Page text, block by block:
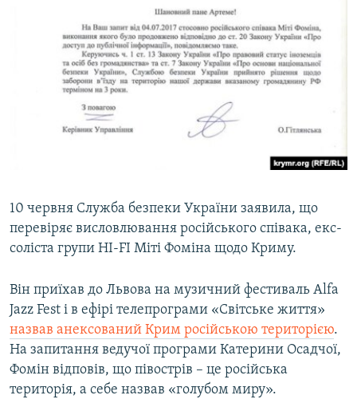
10 червня Служба безпеки України заявила, що
перевіряє висловлювання російського співака, екс-
соліста групи HI-FI Міті Фоміна щодо Криму.
Він приїхав до Львова на музичний фестиваль Alfa
Jazz Fest і в ефірі телепрограми «Світське життя»
назвав анексований Крим російською територією.
На запитання ведучої програми Катерини Осадчої,
Фомін відповів, що півострів – це російська
територія, а себе назвав «голубом миру».